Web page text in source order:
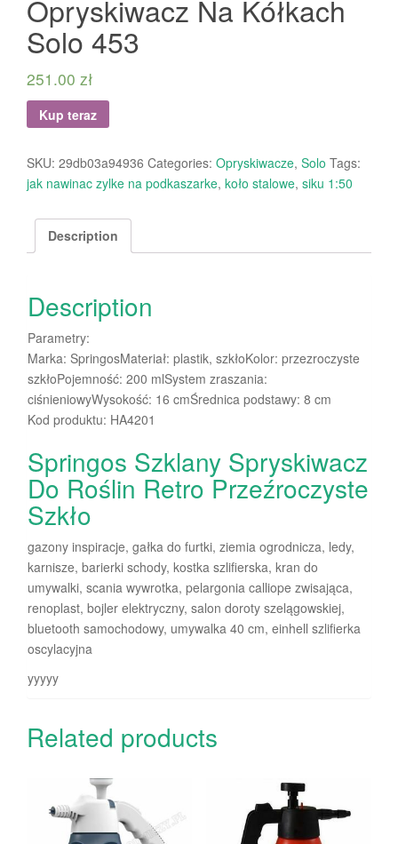
Opryskiwacz Na Kółkach
Solo 453
251.00 zł
Kup teraz
SKU: 29db03a94936 Categories: Opryskiwacze, Solo Tags:
jak nawinac zylke na podkaszarke, koło stalowe, siku 1:50
Description
Description
Parametry:
Marka: SpringosMateriał: plastik, szkłoKolor: przezroczyste
szkłoPojemność: 200 mlSystem zraszania:
ciśnieniowyWysokość: 16 cmŚrednica podstawy: 8 cm
Kod produktu: HA4201
Springos Szklany Spryskiwacz
Do Roślin Retro Przeźroczyste
Szkło
gazony inspiracje, gałka do furtki, ziemia ogrodnicza, ledy,
karnisze, barierki schody, kostka szlifierska, kran do
umywalki, scania wywrotka, pelargonia calliope zwisająca,
renoplast, bojler elektryczny, salon doroty szelągowskiej,
bluetooth samochodowy, umywalka 40 cm, einhell szlifierka
oscylacyjna
yyyyy
Related products